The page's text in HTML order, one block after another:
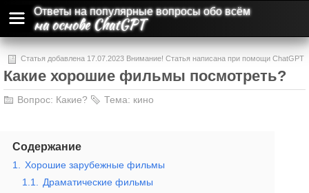
Ответы на популярные вопросы обо всём
на основе ChatGPT
Статья добавлена 17.07.2023 Внимание! Статья написана при помощи ChatGPT
и может содержать ошибки и неточности.
Какие хорошие фильмы посмотреть?
Вопрос: Какие? Тема: кино
Содержание
1.
Хорошие зарубежные фильмы
1.1.
Драматические фильмы